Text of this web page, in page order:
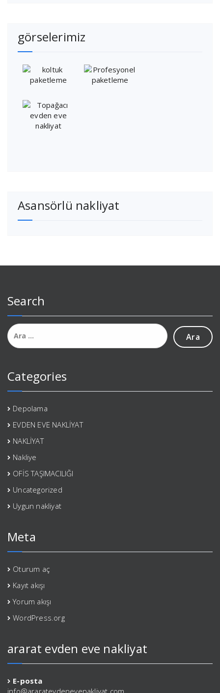
görselerimiz
Asansörlü nakliyat
Search
Arama:
Categories
Depolama
EVDEN EVE NAKLİYAT
NAKLİYAT
Nakliye
OFİS TAŞIMACILIĞI
Uncategorized
Uygun nakliyat
Meta
Oturum aç
Kayıt akışı
Yorum akışı
WordPress.org
ararat evden eve nakliyat
E-posta
info@araratevdenevenakliyat.com